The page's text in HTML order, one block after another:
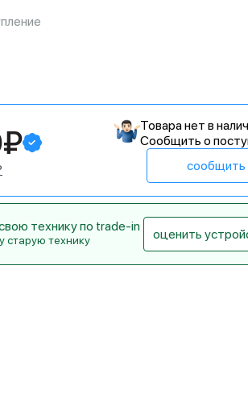
Товара нет в
Сообщить о
сообщить
технику по trade-in
старую технику оценить